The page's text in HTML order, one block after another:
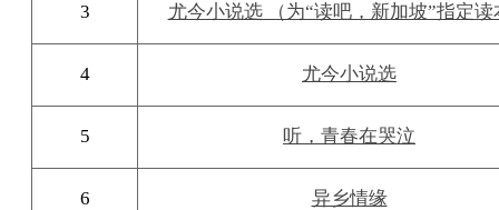
3 尤今小说选 （为“读吧，新加坡”指定读
4 尤今小说选
5 听，青春在哭泣
6 异乡情缘